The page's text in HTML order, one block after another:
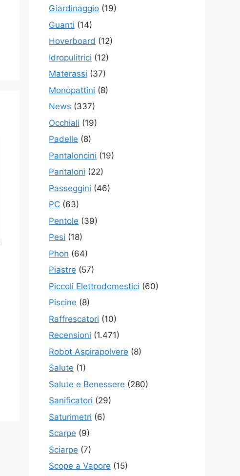
Giardinaggio (19)
Guanti (14)
Hoverboard (12)
Idropulitrici (12)
Materassi (37)
Monopattini (8)
News (337)
Occhiali (19)
Padelle (8)
Pantaloncini (19)
Pantaloni (22)
Passeggini (46)
PC (63)
Pentole (39)
Pesi (18)
Phon (64)
Piastre (57)
Piccoli Elettrodomestici (60)
Piscine (8)
Raffrescatori (10)
Recensioni (1.471)
Robot Aspirapolvere (8)
Salute (1)
Salute e Benessere (280)
Sanificatori (29)
Saturimetri (6)
Scarpe (9)
Sciarpe (7)
Scope a Vapore (15)